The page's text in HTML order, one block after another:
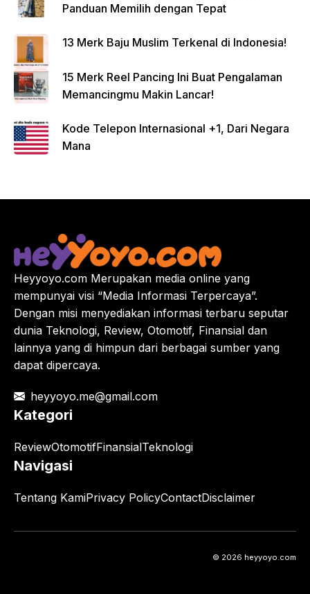
Panduan Memilih dengan Tepat
13 Merk Baju Muslim Terkenal di Indonesia!
15 Merk Reel Pancing Ini Buat Pengalaman
Memancingmu Makin Lancar!
Kode Telepon Internasional +1, Dari Negara
Mana
Heyyoyo.com Merupakan media online yang
mempunyai visi “Media Informasi Terpercaya”.
Dengan misi menyediakan informasi terbaru seputar
dunia Teknologi, Review, Otomotif, Finansial dan
lainnya yang di himpun dari berbagai sumber yang
dapat dipercaya.
heyyoyo.me@gmail.com
Kategori
ReviewOtomotifFinansialTeknologi
Navigasi
Tentang KamiPrivacy PolicyContactDisclaimer
© 2026 heyyoyo.com